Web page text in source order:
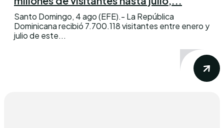
Santo Domingo, 4 ago (EFE).- La República
Dominicana recibió 7.700.118 visitantes entre enero y
julio de este...